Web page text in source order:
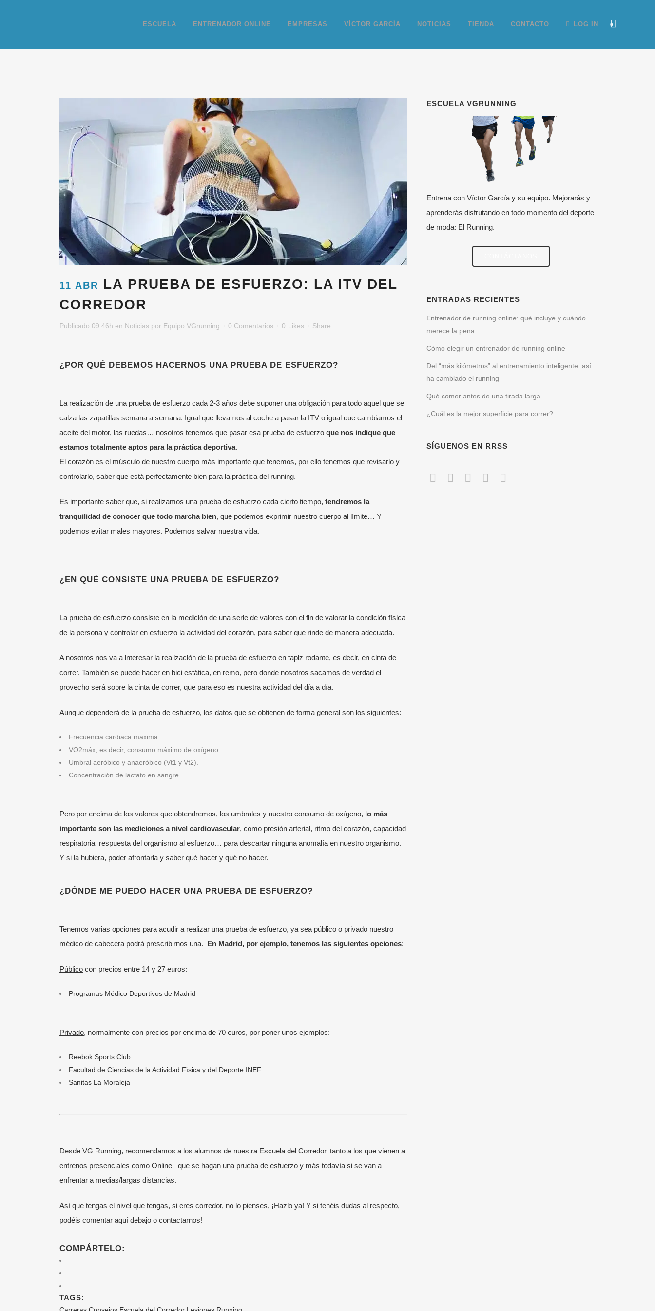
0
ESCUELA ENTRENADOR ONLINE EMPRESAS VÍCTOR GARCÍA NOTICIAS TIENDA CONTACTO LOG IN
11 ABR LA PRUEBA DE ESFUERZO: LA ITV DEL
CORREDOR
Publicado 09:46h en Noticias por Equipo VGrunning 0 Comentarios 0 Likes Share
¿POR QUÉ DEBEMOS HACERNOS UNA PRUEBA DE ESFUERZO?
La realización de una prueba de esfuerzo cada 2-3 años debe suponer una obligación para todo aquel que se
calza las zapatillas semana a semana. Igual que llevamos al coche a pasar la ITV o igual que cambiamos el
aceite del motor, las ruedas… nosotros tenemos que pasar esa prueba de esfuerzo que nos indique que
estamos totalmente aptos para la práctica deportiva.
El corazón es el músculo de nuestro cuerpo más importante que tenemos, por ello tenemos que revisarlo y
controlarlo, saber que está perfectamente bien para la práctica del running.
Es importante saber que, si realizamos una prueba de esfuerzo cada cierto tiempo, tendremos la
tranquilidad de conocer que todo marcha bien, que podemos exprimir nuestro cuerpo al límite… Y
podemos evitar males mayores. Podemos salvar nuestra vida.
¿EN QUÉ CONSISTE UNA PRUEBA DE ESFUERZO?
La prueba de esfuerzo consiste en la medición de una serie de valores con el fin de valorar la condición física
de la persona y controlar en esfuerzo la actividad del corazón, para saber que rinde de manera adecuada.
A nosotros nos va a interesar la realización de la prueba de esfuerzo en tapiz rodante, es decir, en cinta de
correr. También se puede hacer en bici estática, en remo, pero donde nosotros sacamos de verdad el
provecho será sobre la cinta de correr, que para eso es nuestra actividad del día a día.
Aunque dependerá de la prueba de esfuerzo, los datos que se obtienen de forma general son los siguientes:
Frecuencia cardiaca máxima.
VO2máx, es decir, consumo máximo de oxígeno.
Umbral aeróbico y anaeróbico (Vt1 y Vt2).
Concentración de lactato en sangre.
Pero por encima de los valores que obtendremos, los umbrales y nuestro consumo de oxígeno, lo más
importante son las mediciones a nivel cardiovascular, como presión arterial, ritmo del corazón, capacidad
respiratoria, respuesta del organismo al esfuerzo… para descartar ninguna anomalía en nuestro organismo.
Y si la hubiera, poder afrontarla y saber qué hacer y qué no hacer.
¿DÓNDE ME PUEDO HACER UNA PRUEBA DE ESFUERZO?
Tenemos varias opciones para acudir a realizar una prueba de esfuerzo, ya sea público o privado nuestro
médico de cabecera podrá prescribirnos una. En Madrid, por ejemplo, tenemos las siguientes opciones:
Público con precios entre 14 y 27 euros:
Programas Médico Deportivos de Madrid
Privado, normalmente con precios por encima de 70 euros, por poner unos ejemplos:
Reebok Sports Club
Facultad de Ciencias de la Actividad Fïsica y del Deporte INEF
Sanitas La Moraleja
Desde VG Running, recomendamos a los alumnos de nuestra Escuela del Corredor, tanto a los que vienen a
entrenos presenciales como Online, que se hagan una prueba de esfuerzo y más todavía si se van a
enfrentar a medias/largas distancias.
Así que tengas el nivel que tengas, si eres corredor, no lo pienses, ¡Hazlo ya! Y si tenéis dudas al respecto,
podéis comentar aquí debajo o contactarnos!
COMPÁRTELO:
TAGS:
ESCUELA VGRUNNING
Entrena con Víctor García y su equipo. Mejorarás y
aprenderás disfrutando en todo momento del deporte
de moda: El Running.
ENTRADAS RECIENTES
Entrenador de running online: qué incluye y cuándo
merece la pena
Cómo elegir un entrenador de running online
Del “más kilómetros” al entrenamiento inteligente: así
ha cambiado el running
Qué comer antes de una tirada larga
¿Cuál es la mejor superficie para correr?
SÍGUENOS EN RRSS
Corremos en grupo por el Parque del
Cómo elegir un entrenador de running